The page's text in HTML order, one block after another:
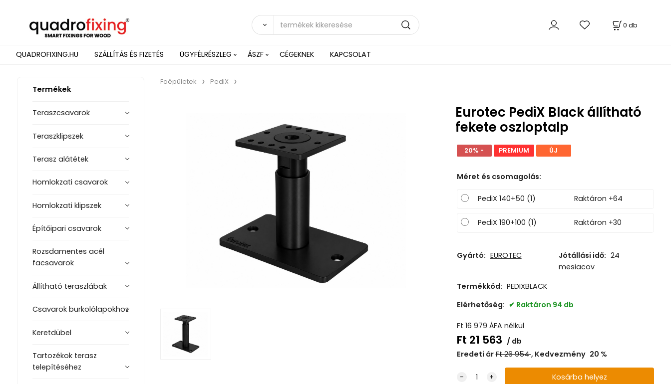
0 db
QUADROFIXING.HU SZÁLLÍTÁS ÉS FIZETÉS ÜGYFÉLRÉSZLEG ÁSZF CÉGEKNEK KAPCSOLAT
Termékek
Teraszcsavarok
Teraszklipszek
Terasz alátétek
Homlokzati csavarok
Homlokzati klipszek
Építőipari csavarok
Rozsdamentes acél
facsavarok
Állítható teraszlábak
Csavarok burkolólapokhoz
Keretdübel
Tartozékok terasz
telepítéséhez
Faépületek PediX
Eurotec PediX Black állítható
fekete oszloptalp
20% - PREMIUM ÚJ
Méret és csomagolás:
PediX 140+50 (1) Raktáron +64
PediX 190+100 (1) Raktáron +30
Gyártó: EUROTEC Jótállási idő: 24
mesiacov
Termékkód: PEDIXBLACK
Elérhetőség:
Raktáron 94 db
Ft 16 979 ÁFA nélkül
Ft 21 563
db
Eredeti ár Ft26 954 Kedvezmény 20 %